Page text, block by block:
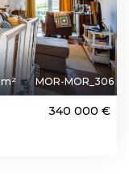
MOR-MOR_306
340 000 €